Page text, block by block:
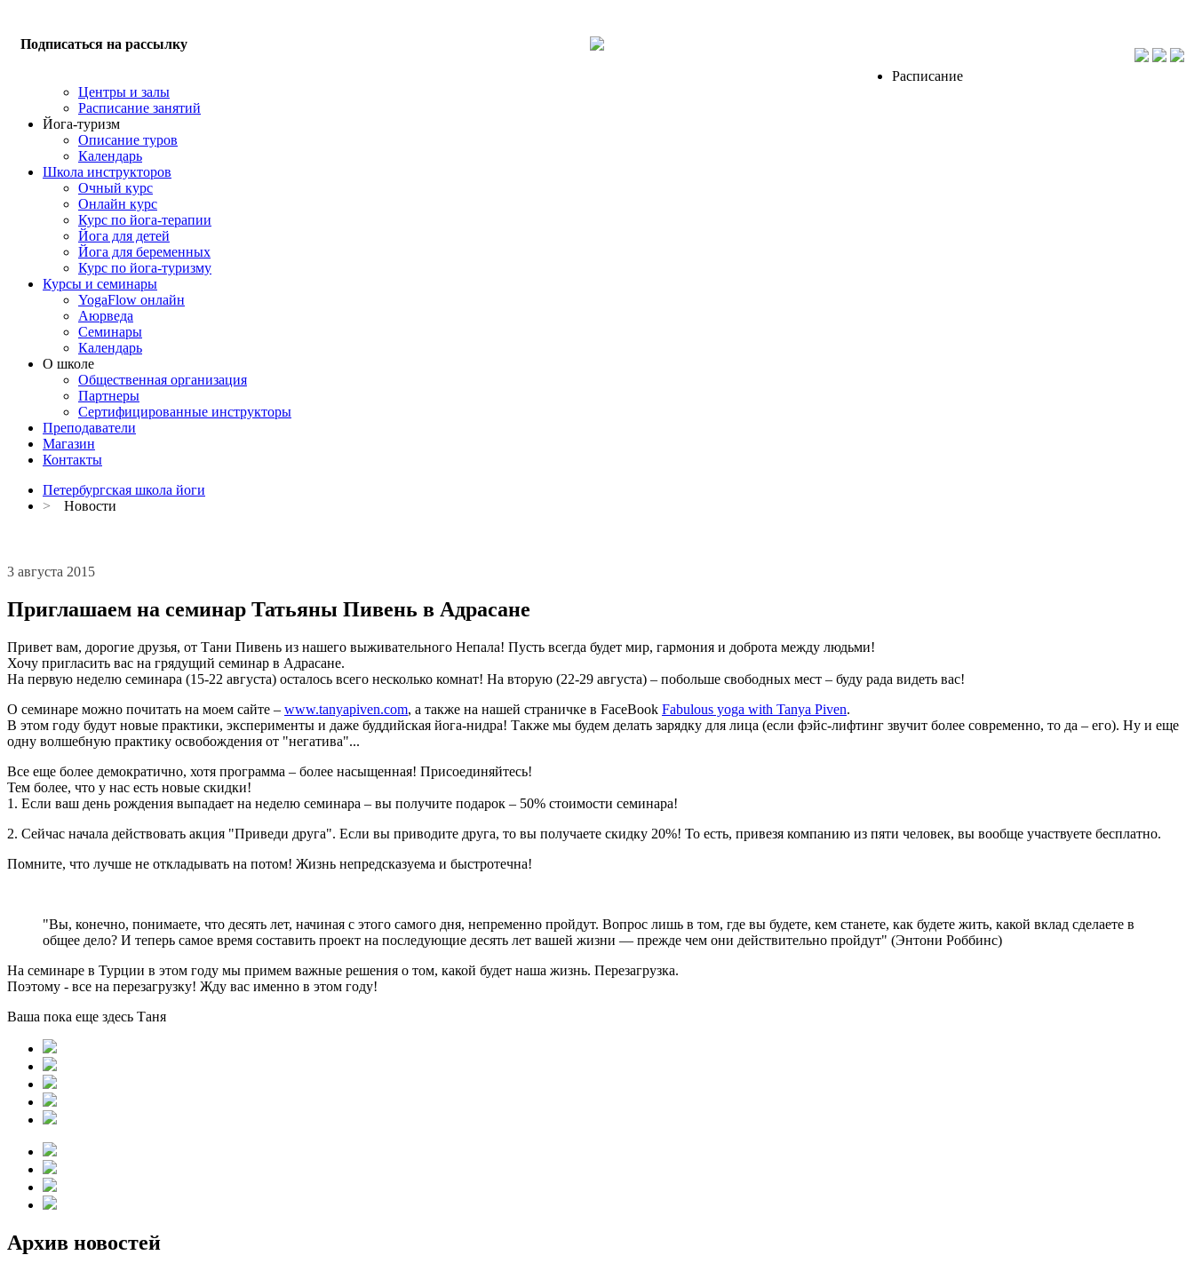
Подписаться на рассылку
Расписание
Центры и залы
Расписание занятий
Йога-туризм
Описание туров
Календарь
Школа инструкторов
Очный курс
Онлайн курс
Курс по йога-терапии
Йога для детей
Йога для беременных
Курс по йога-туризму
Курсы и семинары
YogaFlow онлайн
Аюрведа
Семинары
Календарь
О школе
Общественная организация
Партнеры
Сертифицированные инструкторы
Преподаватели
Магазин
Контакты
Петербургская школа йоги
>
Новости
3 августа 2015
Приглашаем на семинар Татьяны Пивень в Адрасане
Привет вам, дорогие друзья, от Тани Пивень из нашего выживательного Непала! Пусть всегда будет мир, гармония и доброта между людьми!
Хочу пригласить вас на грядущий семинар в Адрасане.
На первую неделю семинара (15-22 августа) осталось всего несколько комнат! На вторую (22-29 августа) – побольше свободных мест – буду рада видеть вас!
О семинаре можно почитать на моем сайте – www.tanyapiven.com, а также на нашей страничке в FaceBook Fabulous yoga with Tanya Piven.
В этом году будут новые практики, эксперименты и даже буддийская йога-нидра! Также мы будем делать зарядку для лица (если фэйс-лифтинг звучит более современно, то да – его). Ну и еще
одну волшебную практику освобождения от "негатива"...
Все еще более демократично, хотя программа – более насыщенная! Присоединяйтесь!
Тем более, что у нас есть новые скидки!
1. Если ваш день рождения выпадает на неделю семинара – вы получите подарок – 50% стоимости семинара!
2. Сейчас начала действовать акция "Приведи друга". Если вы приводите друга, то вы получаете скидку 20%! То есть, привезя компанию из пяти человек, вы вообще участвуете бесплатно.
Помните, что лучше не откладывать на потом! Жизнь непредсказуема и быстротечна!
"Вы, конечно, понимаете, что десять лет, начиная с этого самого дня, непременно пройдут. Вопрос лишь в том, где вы будете, кем станете, как будете жить, какой вклад сделаете в
общее дело? И теперь самое время составить проект на последующие десять лет вашей жизни — прежде чем они действительно пройдут" (Энтони Роббинс)
На семинаре в Турции в этом году мы примем важные решения о том, какой будет наша жизнь. Перезагрузка.
Поэтому - все на перезагрузку! Жду вас именно в этом году!
Ваша пока еще здесь Таня
Архив новостей